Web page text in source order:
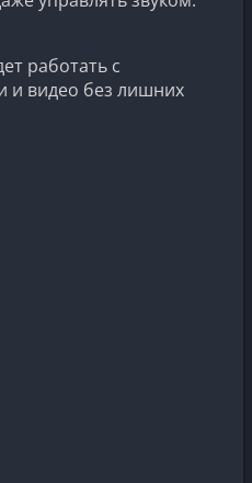
работать с
и видео без лишних